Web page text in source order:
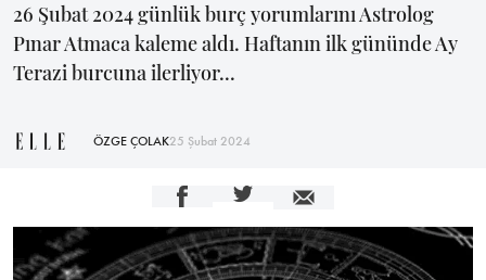
26 Şubat 2024 günlük burç yorumlarını Astrolog
Pınar Atmaca kaleme aldı. Haftanın ilk gününde Ay
Terazi burcuna ilerliyor...
ÖZGE ÇOLAK25 Şubat 2024